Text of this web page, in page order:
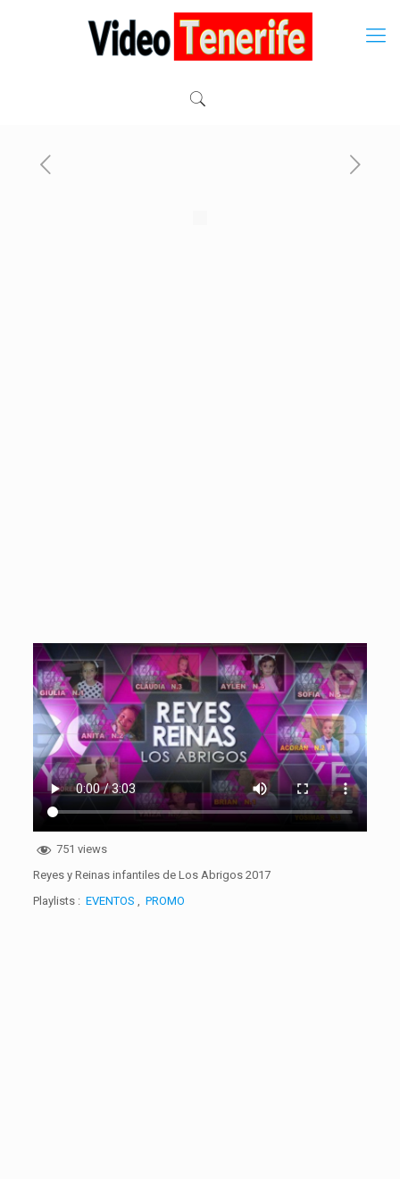
751 views
Reyes y Reinas infantiles de Los Abrigos 2017
Playlists : EVENTOS , PROMO